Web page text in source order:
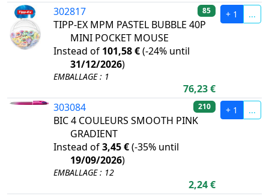
302817
TIPP-EX MPM PASTEL BUBBLE 40P
MINI POCKET MOUSE
Instead of 101,58 €(-24% until
31/12/2026)
EMBALLAGE : 1
85
76,23 €
+ 1 ...
303084
BIC 4 COULEURS SMOOTH PINK
GRADIENT
Instead of3,45 €(-35% until
19/09/2026)
EMBALLAGE : 12
210
2,24 €
+ 1 ...